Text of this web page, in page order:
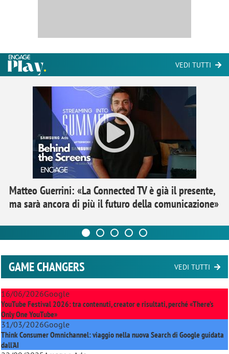
VEDI TUTTI
Matteo Guerrini: «La Connected TV è già il presente,
ma sarà ancora di più il futuro della comunicazione»
GAME CHANGERS VEDI TUTTI
16/06/2026Google
YouTube Festival 2026: tra contenuti, creator e risultati, perché «There’s
Only One YouTube»
31/03/2026Google
Think Consumer Omnichannel: viaggio nella nuova Search di Google guidata
dall'AI